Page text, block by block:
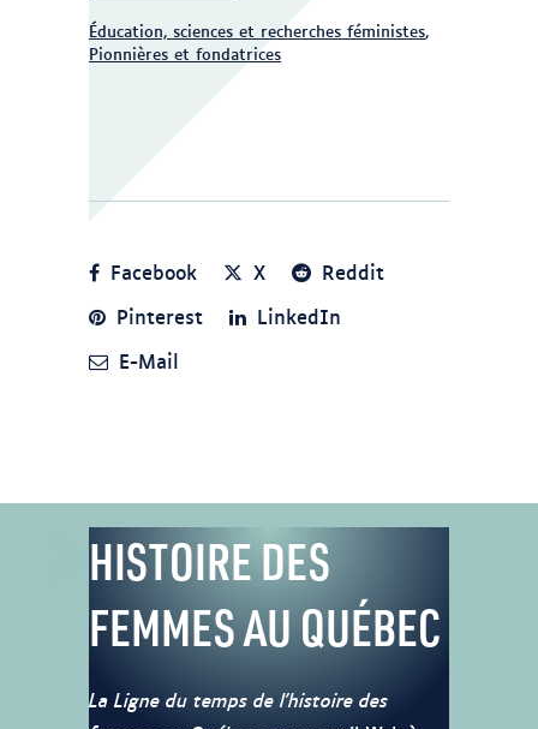
Éducation, sciences et recherches féministes,
Pionnières et fondatrices
Facebook X
Reddit
Pinterest
LinkedIn
E-Mail
HISTOIRE DES
FEMMES AU QUÉBEC
La Ligne du temps de l’histoire des